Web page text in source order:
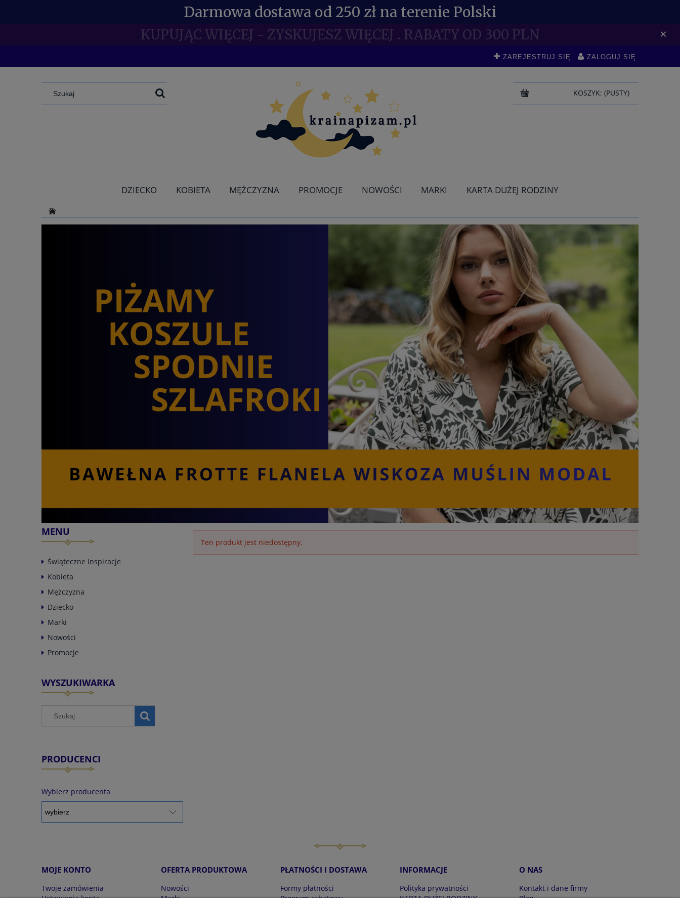
Darmowa dostawa od 250 zł na terenie Polski
SPECJALNE RABATY DLA POSIADACZY KDR DO -10 % ×
ZAREJESTRUJ SIĘ ZALOGUJ SIĘ
KOSZYK: (PUSTY)
DZIECKO KOBIETA MĘŻCZYZNA PROMOCJE NOWOŚCI MARKI KARTA DUŻEJ RODZINY
MENU
Świąteczne Inspiracje
Kobieta
Mężczyzna
Dziecko
Marki
Nowości
Promocje
WYSZUKIWARKA
PRODUCENCI
Wybierz producenta
Ten produkt jest niedostępny.
MOJE KONTO
Twoje zamówienia
Ustawienia konta
OFERTA PRODUKTOWA
Nowości
Marki
PŁATNOŚCI I DOSTAWA
Formy płatności
Program rabatowy
INFORMACJE
Polityka prywatności
KARTA DUŻEJ RODZINY
O NAS
Kontakt i dane firmy
Blog